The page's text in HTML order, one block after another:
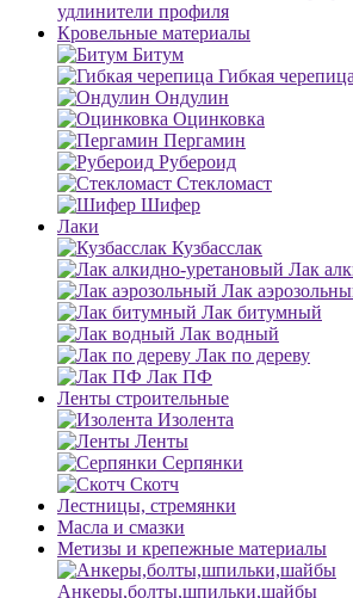
удлинители профиля
Кровельные материалы
Битум
Гибкая черепица
Ондулин
Оцинковка
Пергамин
Рубероид
Стекломаст
Шифер
Лаки
Кузбасслак
Лак
Лак
Лак битумный
Лак водный
Лак по дереву
Лак ПФ
Ленты строительные
Изолента
Ленты
Серпянки
Скотч
Лестницы, стремянки
Масла и смазки
Метизы и крепежные материалы
Анкеры,болты,шпильки,шайбы